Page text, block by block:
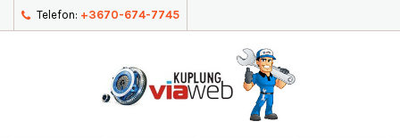
Telefon: +3670-674-7745